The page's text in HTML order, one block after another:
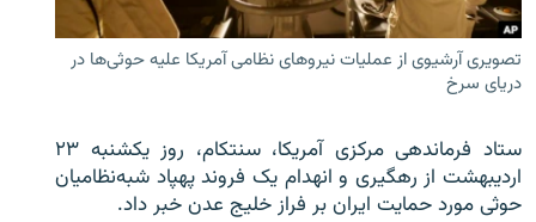
تصویری آرشیوی از عملیات نیروهای نظامی آمریکا علیه حوثی‌ها در
دریای سرخ
ستاد فرماندهی مرکزی آمریکا، سنتکام، روز یکشنبه ۲۳
اردیبهشت از رهگیری و انهدام یک فروند پهپاد شبه‌نظامیان
حوثی‌ مورد حمایت ایران بر فراز خلیج عدن خبر داد.